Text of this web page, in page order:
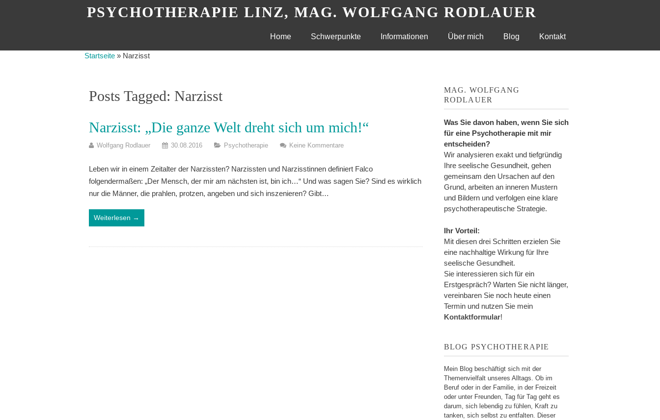
PSYCHOTHERAPIE LINZ, MAG. WOLFGANG RODLAUER
Skip
Home Schwerpunkte Informationen Über mich Blog Kontakt
Startseite » Narzisst
Posts Tagged: Narzisst
Narzisst: „Die ganze Welt dreht sich um mich!“
Wolfgang Rodlauer 30.08.2016 Psychotherapie Keine Kommentare
Leben wir in einem Zeitalter der Narzissten? Narzissten und Narzisstinnen definiert Falco
folgendermaßen: „Der Mensch, der mir am nächsten ist, bin ich…“ Und was sagen Sie? Sind es wirklich
nur die Männer, die prahlen, protzen, angeben und sich inszenieren? Gibt…
Weiterlesen →
MAG. WOLFGANG
RODLAUER
Was Sie davon haben, wenn Sie sich
für eine Psychotherapie mit mir
entscheiden?
Wir analysieren exakt und tiefgründig
Ihre seelische Gesundheit, gehen
gemeinsam den Ursachen auf den
Grund, arbeiten an inneren Mustern
und Bildern und verfolgen eine klare
psychotherapeutische Strategie.
Ihr Vorteil:
Mit diesen drei Schritten erzielen Sie
eine nachhaltige Wirkung für Ihre
seelische Gesundheit.
Sie interessieren sich für ein
Erstgespräch? Warten Sie nicht länger,
vereinbaren Sie noch heute einen
Termin und nutzen Sie mein
Kontaktformular!
BLOG PSYCHOTHERAPIE
Mein Blog beschäftigt sich mit der
Themenvielfalt unseres Alltags. Ob im
Beruf oder in der Familie, in der Freizeit
oder unter Freunden, Tag für Tag geht es
darum, sich lebendig zu fühlen, Kraft zu
tanken, sich selbst zu entfalten. Dieser